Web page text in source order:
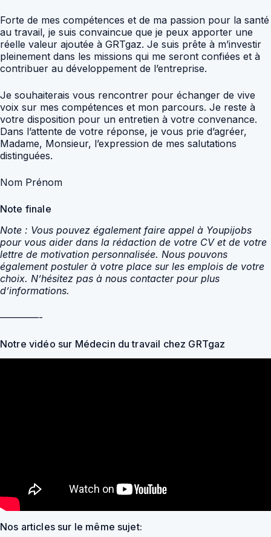
Forte de mes compétences et de ma passion pour la santé
au travail, je suis convaincue que je peux apporter une
réelle valeur ajoutée à GRTgaz. Je suis prête à m’investir
pleinement dans les missions qui me seront confiées et à
contribuer au développement de l’entreprise.
Je souhaiterais vous rencontrer pour échanger de vive
voix sur mes compétences et mon parcours. Je reste à
votre disposition pour un entretien à votre convenance.
Dans l’attente de votre réponse, je vous prie d’agréer,
Madame, Monsieur, l’expression de mes salutations
distinguées.
Nom Prénom
Note finale
Note : Vous pouvez également faire appel à Youpijobs
pour vous aider dans la rédaction de votre CV et de votre
lettre de motivation personnalisée. Nous pouvons
également postuler à votre place sur les emplois de votre
choix. N’hésitez pas à nous contacter pour plus
d’informations.
————-
Notre vidéo sur Médecin du travail chez GRTgaz
Nos articles sur le même sujet: